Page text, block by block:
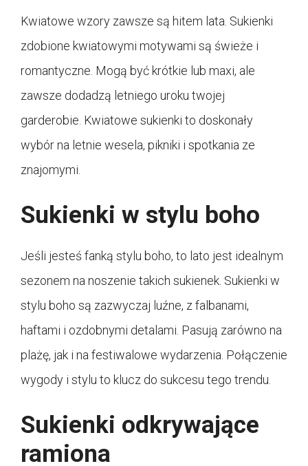
Kwiatowe wzory zawsze są hitem lata. Sukienki
zdobione kwiatowymi motywami są świeże i
romantyczne. Mogą być krótkie lub maxi, ale
zawsze dodadzą letniego uroku twojej
garderobie. Kwiatowe sukienki to doskonały
wybór na letnie wesela, pikniki i spotkania ze
znajomymi.
Sukienki w stylu boho
Jeśli jesteś fanką stylu boho, to lato jest idealnym
sezonem na noszenie takich sukienek. Sukienki w
stylu boho są zazwyczaj luźne, z falbanami,
haftami i ozdobnymi detalami. Pasują zarówno na
plażę, jak i na festiwalowe wydarzenia. Połączenie
wygody i stylu to klucz do sukcesu tego trendu.
Sukienki odkrywające
ramiona